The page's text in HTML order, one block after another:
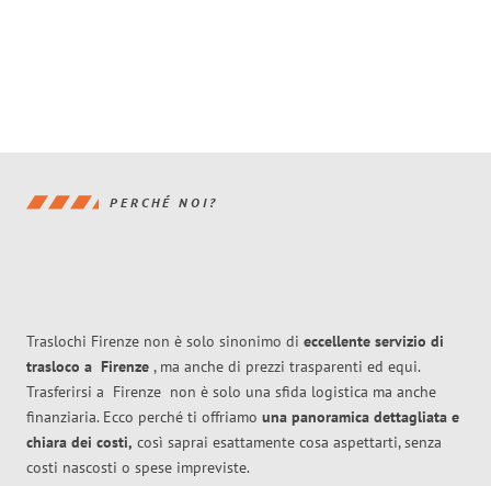
PERCHÉ NOI?
Traslochi Firenze non è solo sinonimo di eccellente servizio di
trasloco a Firenze , ma anche di prezzi trasparenti ed equi.
Trasferirsi a Firenze non è solo una sfida logistica ma anche
finanziaria. Ecco perché ti offriamo una panoramica dettagliata e
chiara dei costi, così saprai esattamente cosa aspettarti, senza
costi nascosti o spese impreviste.